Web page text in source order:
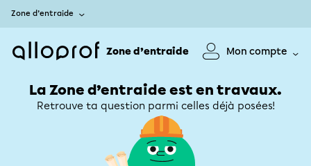
Zone d’entraide
Zone d’entraide Mon compte
La Zone d’entraide est en travaux.
Retrouve ta question parmi celles déjà posées!